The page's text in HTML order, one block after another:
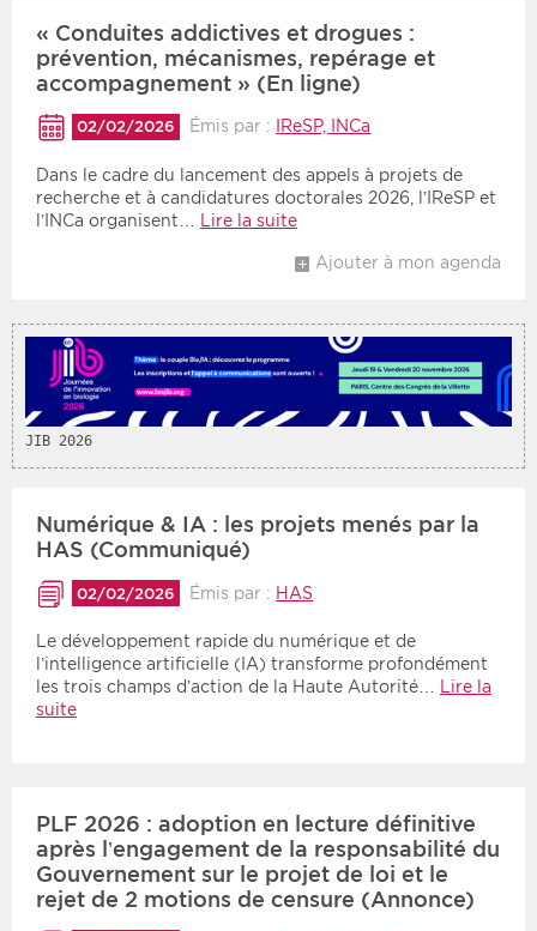
« Conduites addictives et drogues :
prévention, mécanismes, repérage et
accompagnement » (En ligne)
02/02/2026 Émis par : IReSP, INCa
Dans le cadre du lancement des appels à projets de
recherche et à candidatures doctorales 2026, l’IReSP et
l’INCa organisent…
Lire la suite
Ajouter à mon agenda
JIB 2026
Numérique & IA : les projets menés par la
HAS (Communiqué)
02/02/2026 Émis par : HAS
Le développement rapide du numérique et de
l’intelligence artificielle (IA) transforme profondément
les trois champs d’action de la Haute Autorité…
Lire la
suite
PLF 2026 : adoption en lecture définitive
après l’engagement de la responsabilité du
Gouvernement sur le projet de loi et le
rejet de 2 motions de censure (Annonce)